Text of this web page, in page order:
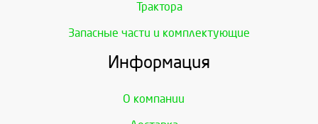
Трактора
Запасные части и комплектующие
Информация
О компании